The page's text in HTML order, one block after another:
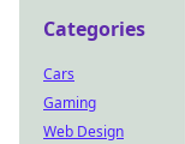
Categories
Cars
Gaming
Web Design